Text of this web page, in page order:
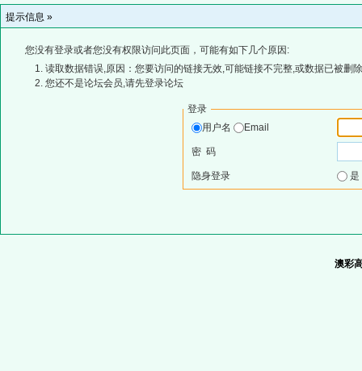
提示信息 »
您没有登录或者您没有权限访问此页面，可能有如下几个原因:
读取数据错误,原因：您要访问的链接无效,可能链接不完整,或数据已被删
您还不是论坛会员,请先登录论坛
登录
用户名
Email
密 码
隐身登录
澳彩